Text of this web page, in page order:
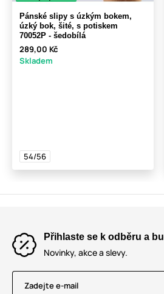
Pánské slipy s úzkým bokem,
úzký bok, šité, s potiskem
70052P - šedobílá
289,00 Kč
Skladem
54/56
Přihlaste se k odběru a
Novinky, akce a slevy.
Zadejte e-mail